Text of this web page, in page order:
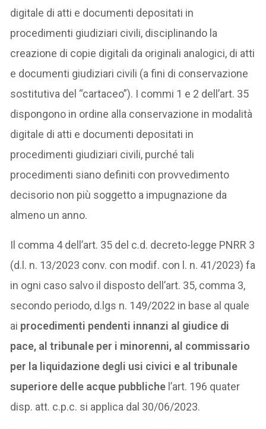
digitale di atti e documenti depositati in
procedimenti giudiziari civili, disciplinando la
creazione di copie digitali da originali analogici, di atti
e documenti giudiziari civili (a fini di conservazione
sostitutiva del “cartaceo”). I commi 1 e 2 dell’art. 35
dispongono in ordine alla conservazione in modalità
digitale di atti e documenti depositati in
procedimenti giudiziari civili, purché tali
procedimenti siano definiti con provvedimento
decisorio non più soggetto a impugnazione da
almeno un anno.
Il comma 4 dell’art. 35 del c.d. decreto-legge PNRR 3
(d.l. n. 13/2023 conv. con modif. con l. n. 41/2023) fa
in ogni caso salvo il disposto dell’art. 35, comma 3,
secondo periodo, d.lgs n. 149/2022 in base al quale
ai procedimenti pendenti innanzi al giudice di
pace, al tribunale per i minorenni, al commissario
per la liquidazione degli usi civici e al tribunale
superiore delle acque pubbliche l’art. 196 quater
disp. att. c.p.c. si applica dal 30/06/2023.